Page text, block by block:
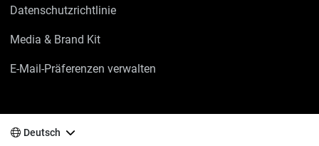
Datenschutzrichtlinie
Media & Brand Kit
E-Mail-Präferenzen verwalten
Deutsch